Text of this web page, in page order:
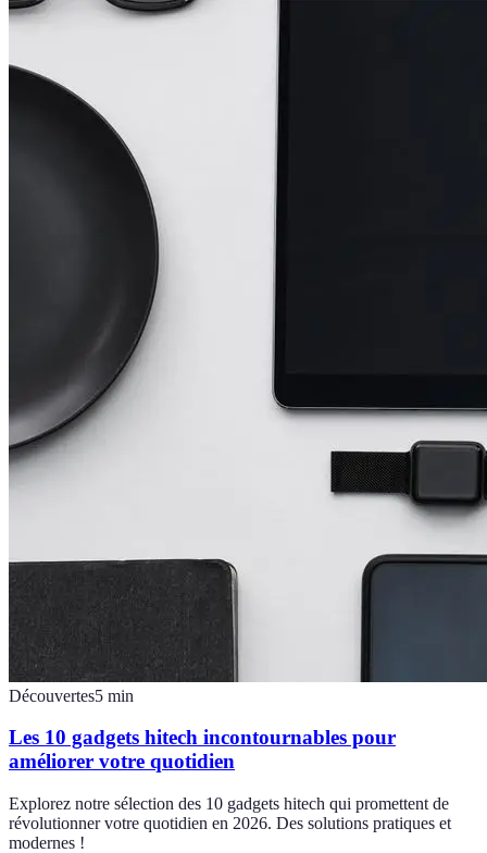
Découvertes5 min
Les 10 gadgets hitech incontournables pour
améliorer votre quotidien
Explorez notre sélection des 10 gadgets hitech qui promettent de
révolutionner votre quotidien en 2026. Des solutions pratiques et
modernes !